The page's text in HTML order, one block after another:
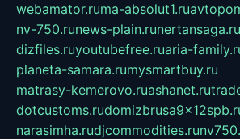
webamator.ruma-absolut1.ru
nv-750.runews-plain.runertansaga.ru
dizfiles.ruyoutubefree.ruaria-
planeta-samara.rumysmartbuy.ru
matrasy-kemerovo.ruashanet.ru
dotcustoms.ru
narasimha.rudjcommodities.ru